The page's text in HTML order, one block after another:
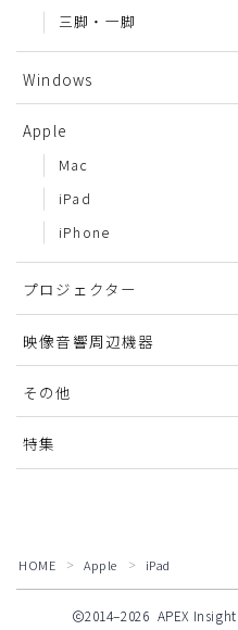
三脚・一脚
Windows
Apple
Mac
iPad
iPhone
プロジェクター
映像音響周辺機器
その他
特集
HOME ＞ Apple ＞ iPad
2014–2026 APEX